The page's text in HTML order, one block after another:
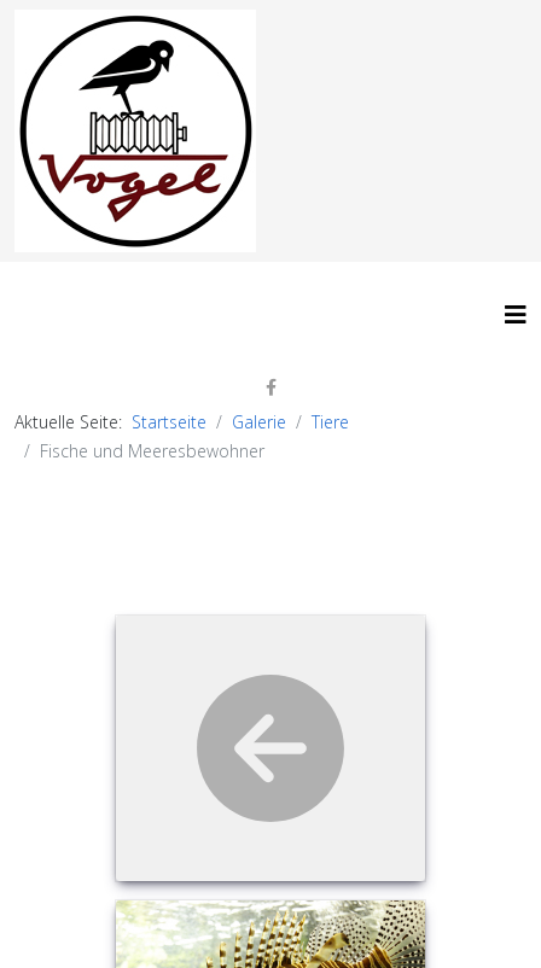
Aktuelle Seite: Startseite Galerie
Tiere
Fische und Meeresbewohner